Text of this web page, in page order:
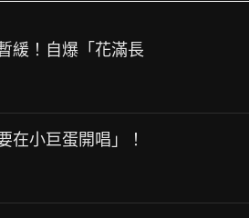
緩！自爆「花滿長
在小巨蛋開唱」！